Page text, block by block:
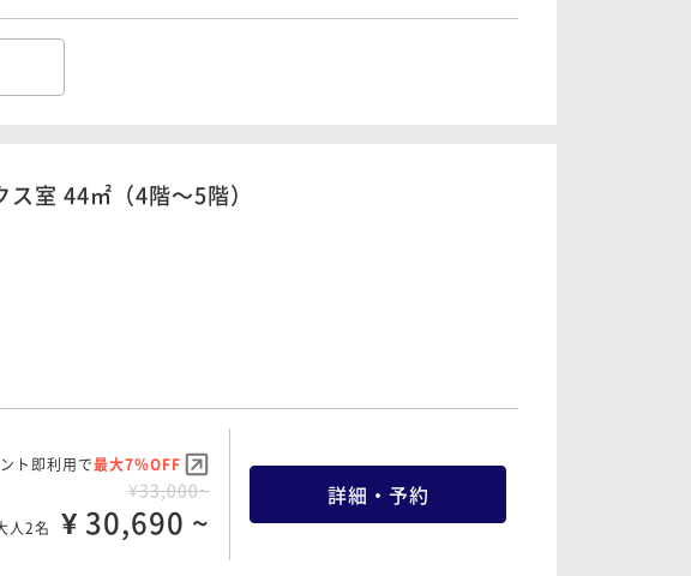
ト即利用で
ト即利用で最大7％OFF
¥71,000~
人2名 ¥ 66,030 ~
詳細・予約
ト即利用で最大7％OFF
¥37,000~
人2名 ¥ 34,410 ~
詳細・予約
室 44㎡（4階～5階）
ト即利用で最大7％OFF
¥33,000~
人2名 ¥ 30,690 ~
詳細・予約